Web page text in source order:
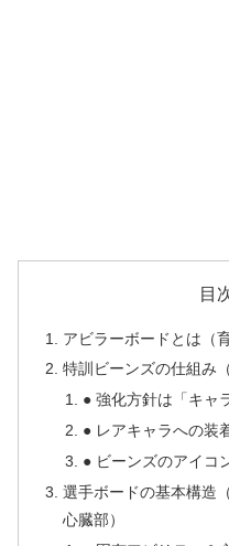
目
アビラーボードとは（
特訓ビーンズの仕組み
● 強化方針は「キャ
● レアキャラへの装
● ビーンズのアイコ
選手ボードの基本構造
心臓部）